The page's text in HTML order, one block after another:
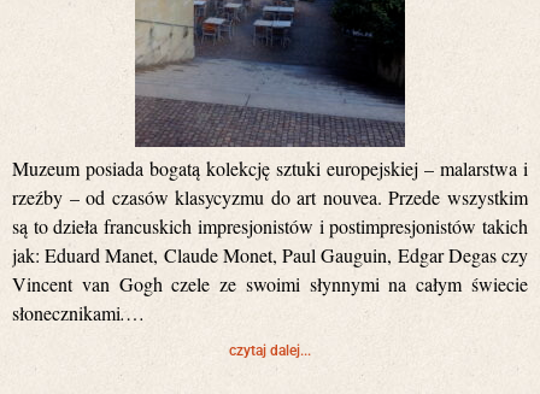
Muzeum posiada bogatą kolekcję sztuki europejskiej – malarstwa i
rzeźby – od czasówklasycyzmu doart nouvea. Przede wszystkim
są to dzieła francuskich impresjonistów i postimpresjonistów takich
jak: Eduard Manet, Claude Monet, Paul Gauguin, Edgar Degas czy
Vincent van Gogh czele ze swoimi słynnymi na całym świecie
słonecznikami.…
czytaj dalej...